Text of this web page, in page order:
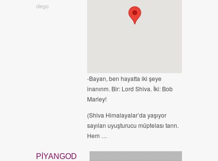
diego
-Bayan, ben hayatta iki şeye
inanırım. Bir: Lord Shiva. İki: Bob
Marley!
(Shiva Himalayalar’da yaşıyor
sayılan uyuşturucu müptelası tanrı.
Hem …
PIYANGOD